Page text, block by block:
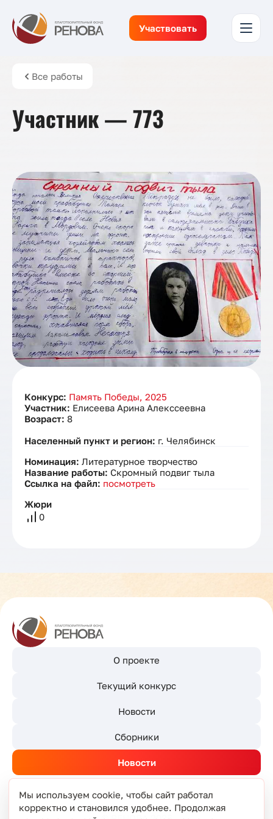
Участвовать
Все работы
Участник — 773
Конкурс: Память Победы, 2025
Участник: Елисеева Арина Алекссеевна
Возраст: 8
Населенный пункт и регион: г. Челябинск
Номинация: Литературное творчество
Название работы: Скромный подвиг тыла
Ссылка на файл: посмотреть
Жюри
0
О проекте
Текущий конкурс
Новости
Сборники
Новости
Мы используем cookie, чтобы сайт работал
корректно и становился удобнее. Продолжая